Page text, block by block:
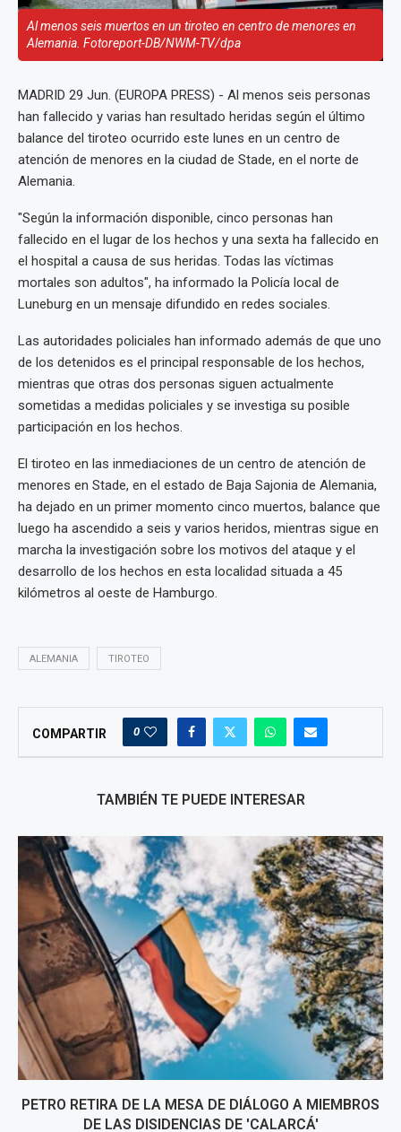
Al menos seis muertos en un tiroteo en centro de menores en
Alemania. Fotoreport-DB/NWM-TV/dpa
MADRID 29 Jun. (EUROPA PRESS) - Al menos seis personas
han fallecido y varias han resultado heridas según el último
balance del tiroteo ocurrido este lunes en un centro de
atención de menores en la ciudad de Stade, en el norte de
Alemania.
"Según la información disponible, cinco personas han
fallecido en el lugar de los hechos y una sexta ha fallecido en
el hospital a causa de sus heridas. Todas las víctimas
mortales son adultos", ha informado la Policía local de
Luneburg en un mensaje difundido en redes sociales.
Las autoridades policiales han informado además de que uno
de los detenidos es el principal responsable de los hechos,
mientras que otras dos personas siguen actualmente
sometidas a medidas policiales y se investiga su posible
participación en los hechos.
El tiroteo en las inmediaciones de un centro de atención de
menores en Stade, en el estado de Baja Sajonia de Alemania,
ha dejado en un primer momento cinco muertos, balance que
luego ha ascendido a seis y varios heridos, mientras sigue en
marcha la investigación sobre los motivos del ataque y el
desarrollo de los hechos en esta localidad situada a 45
kilómetros al oeste de Hamburgo.
ALEMANIA TIROTEO
COMPARTIR 0
TAMBIÉN TE PUEDE INTERESAR
PETRO RETIRA DE LA MESA DE DIÁLOGO A MIEMBROS
DE LAS DISIDENCIAS DE 'CALARCÁ'